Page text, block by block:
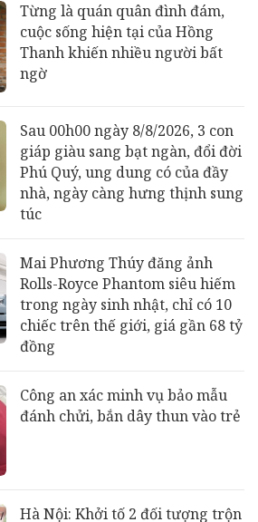
Từng là quán quân đình đám,
cuộc sống hiện tại của Hồng
Thanh khiến nhiều người bất
ngờ
Sau 00h00 ngày 8/8/2026, 3 con
giáp giàu sang bạt ngàn, đổi đời
Phú Quý, ung dung có của đầy
nhà, ngày càng hưng thịnh sung
túc
Mai Phương Thúy đăng ảnh
Rolls-Royce Phantom siêu hiếm
trong ngày sinh nhật, chỉ có 10
chiếc trên thế giới, giá gần 68 tỷ
đồng
Công an xác minh vụ bảo mẫu
đánh chửi, bắn dây thun vào trẻ
Hà Nội: Khởi tố 2 đối tượng trộn